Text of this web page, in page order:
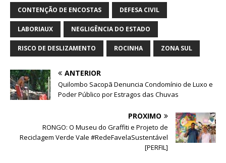
CONTENÇÃO DE ENCOSTAS DEFESA CIVIL
LABORIAUX NEGLIGÊNCIA DO ESTADO
RISCO DE DESLIZAMENTO ROCINHA ZONA SUL
ANTERIOR
Quilombo Sacopã Denuncia Condomínio de Luxo e
Poder Público por Estragos das Chuvas
PRÓXIMO
RONGO: O Museu do Graffiti e Projeto de
Reciclagem Verde Vale #RedeFavelaSustentável
[PERFIL]